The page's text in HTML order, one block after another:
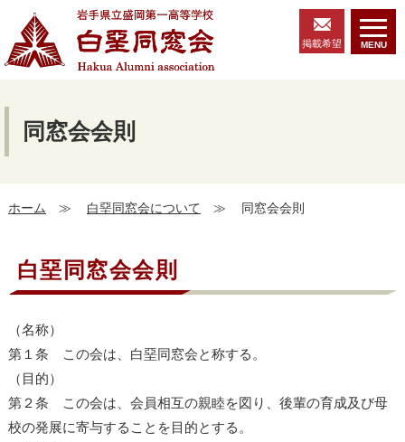
掲載希望 MENU
同窓会会則
ホーム ≫ 白堊同窓会について ≫ 同窓会会則
白堊同窓会会則
（名称）
第１条 この会は、白堊同窓会と称する。
（目的）
第２条 この会は、会員相互の親睦を図り、後輩の育成及び母
校の発展に寄与することを目的とする。